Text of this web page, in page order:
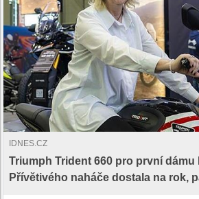
IDNES.CZ
Triumph Trident 660 pro první dámu
Přívětivého naháče dostala na rok,